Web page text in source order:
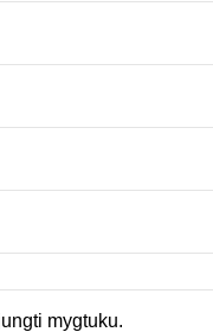
mygtuku.